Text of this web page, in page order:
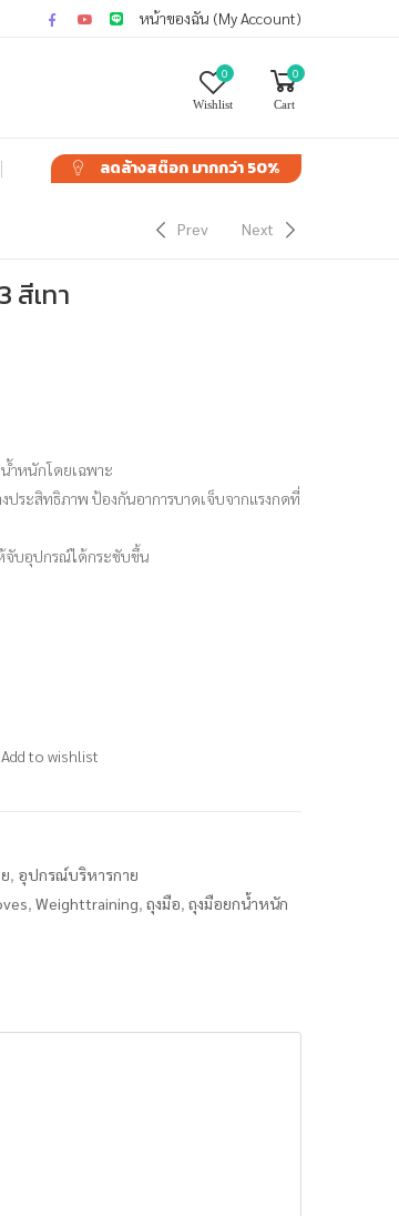
หน้าของฉัน (My Account)
0
Wishlist
0
Cart
ลดล้างสต๊อกมากกว่า 50%
Prev Next
สีเทา
ำหนักโดยเฉพาะ
ระสิทธิภาพ ป้องกันอาการบาดเจ็บจากแรงกดที่
จับอุปกรณ์ได้กระชับขึ้น
Add to wishlist
, อุปกรณ์บริหารกาย
, Weighttraining, ถุงมือ, ถุงมือยกน้ำหนัก